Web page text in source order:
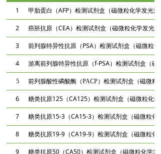
1 甲胎蛋白（AFP）检测试剂盒（磁微粒化学发光法）
2 癌胚抗原（CEA）检测试剂盒（磁微粒化学发光法
3 前列腺特异性抗原（PSA）检测试剂盒（磁微粒化
4 游离前列腺特异性抗原（f-PSA）检测试剂盒（磁
5 前列腺酸性磷酸酶（PACP）检测试剂盒（磁微粒
6 糖类抗原125（CA125）检测试剂盒（磁微粒化学
7 糖类抗原15-3（CA15-3）检测试剂盒（磁微粒化
8 糖类抗原19-9（CA19-9）检测试剂盒（磁微粒化
9 糖类抗原50（CA50）检测试剂盒（磁微粒化学发